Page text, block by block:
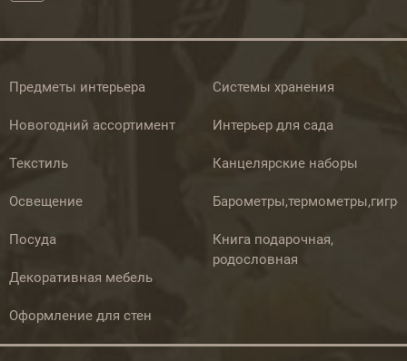
Предметы интерьера
Новогодний ассортимент
Текстиль
Освещение
Посуда
Декоративная мебель
Оформление для стен
Системы хранения
Интерьер для сада
Канцелярские наборы
Книга подарочная,
родословная